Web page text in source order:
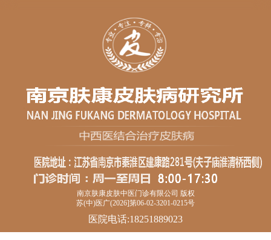
南京肤康皮肤中医门诊有限公司 版权
苏(中)医广(2026]第06-02-3201-0215号
医院电话:18251889023